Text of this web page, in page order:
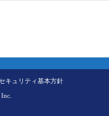
キュリティ基本方針